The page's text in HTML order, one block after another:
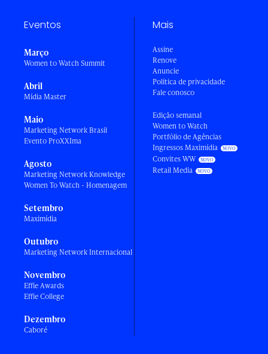
Eventos
Março
Women to Watch Summit
Abril
Mídia Master
Maio
Marketing Network Brasil
Evento ProXXIma
Agosto
Marketing Network Knowledge
Women To Watch - Homenagem
Setembro
Maximídia
Outubro
Marketing Network Internacional
Novembro
Effie Awards
Effie College
Dezembro
Caboré
Mais
Assine
Renove
Anuncie
Política de privacidade
Fale conosco
Edição semanal
Women to Watch
Portfólio de Agências
Ingressos Maximídia
Convites WW
Retail Media